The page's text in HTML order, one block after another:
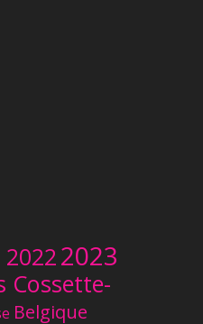
20222023
Cossette-
Belgique